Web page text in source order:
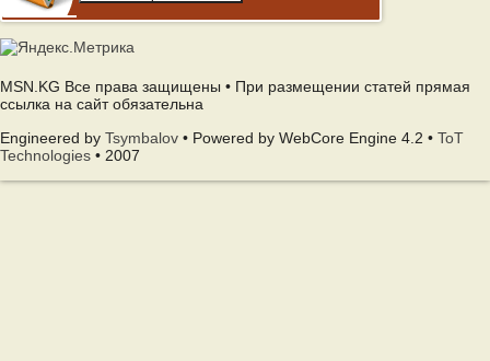
MSN.KG Все права защищены • При размещении статей прямая
ссылка на сайт обязательна
Engineered by Tsymbalov • Powered by WebCore Engine 4.2 • ToT
Technologies • 2007